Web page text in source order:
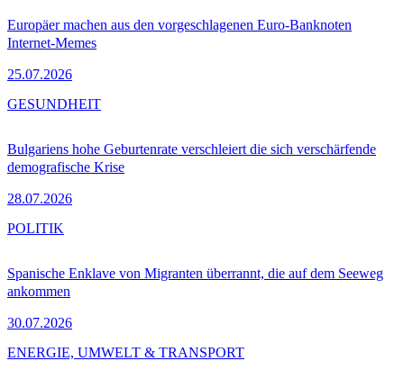
Europäer machen aus den vorgeschlagenen Euro-Banknoten
Internet-Memes
25.07.2026
Bulgariens hohe Geburtenrate verschleiert die sich verschärfende
demografische Krise
28.07.2026
GESUNDHEIT
Spanische Enklave von Migranten überrannt, die auf dem Seeweg
ankommen
30.07.2026
POLITIK
ENERGIE, UMWELT & TRANSPORT